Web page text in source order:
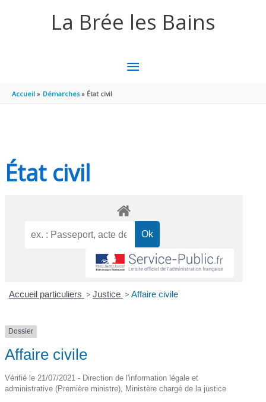
La Brée les Bains
MENU
Accueil Démarches État civil
État civil
Accueil particuliers > Justice > Affaire civile
Dossier
Affaire civile
Vérifié le 21/07/2021 - Direction de l'information légale et
administrative (Première ministre), Ministère chargé de la justice